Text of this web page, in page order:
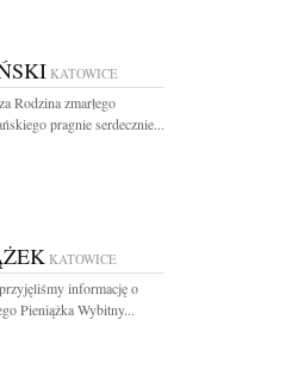
KATOWICE
Rodzina zmarłego
pragnie serdecznie...
KATOWICE
informację o
Pieniążka Wybitny...